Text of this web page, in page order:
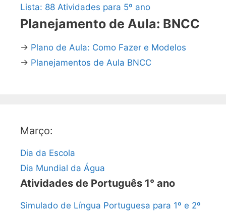
Lista: 88 Atividades para 5º ano
Planejamento de Aula: BNCC
→ Plano de Aula: Como Fazer e Modelos
→ Planejamentos de Aula BNCC
Março:
Dia da Escola
Dia Mundial da Água
Atividades de Português 1° ano
Simulado de Língua Portuguesa para 1º e 2º